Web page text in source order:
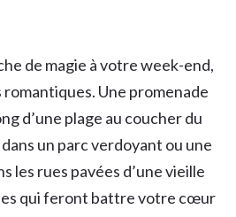
de magie à votre week-end,
Une promenade
d’une plage au coucher du
un parc verdoyant ou une
les rues pavées d’une vieille
qui feront battre votre cœur